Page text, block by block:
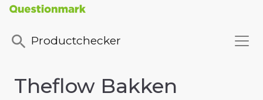
Productchecker
Theflow Bakken